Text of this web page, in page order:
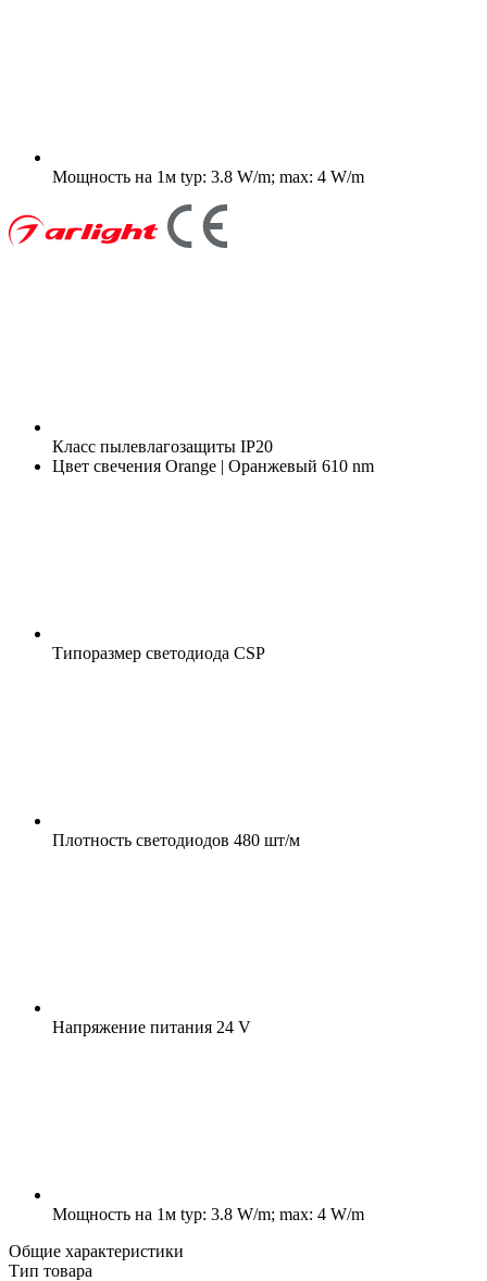
Мощность на 1м typ: 3.8 W/m; max: 4 W/m
Класс пылевлагозащиты IP20
Цвет свечения Orange | Оранжевый 610 nm
Типоразмер светодиода CSP
Плотность светодиодов 480 шт/м
Напряжение питания 24 V
Мощность на 1м typ: 3.8 W/m; max: 4 W/m
Общие характеристики
Тип товара